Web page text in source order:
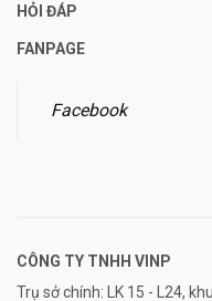
HỎI ĐÁP
FANPAGE
Facebook
CÔNG TY TNHH VINP
Trụ sở chính: LK 15 - L24,